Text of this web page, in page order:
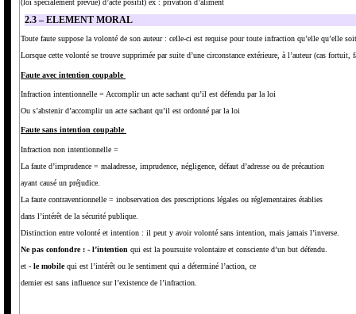
(loi spécialement prévue) d’acte positif) ex : privation d’aliment
2.3 – ELEMENT MORAL
Toute faute suppose la volonté de son auteur : celle-ci est requise pour toute infraction qu’elle qu’elle
Lorsque cette volonté se trouve supprimée par suite d’une circonstance extérieure, à l’auteur (cas
Faute avec intention coupable
Infraction intentionnelle = Accomplir un acte sachant qu’il est défendu par la loi
Ou s’abstenir d’accomplir un acte sachant qu’il est ordonné par la loi
Faute sans intention coupable
Infraction non intentionnelle =
La faute d’imprudence = maladresse, imprudence, négligence, défaut d’adresse ou de précaution
ayant causé un préjudice.
La faute contraventionnelle = inobservation des prescriptions légales ou réglementaires établies
dans l’intérêt de la sécurité publique.
Distinction entre volonté et intention : il peut y avoir volonté sans intention, mais jamais l’inverse.
Ne pas confondre : - l’intention qui est la poursuite volontaire et consciente d’un but défendu.
et - le mobilequi est l’intérêt ou le sentiment qui a déterminé l’action, ce
dernier est sans influence sur l’existence de l’infraction.